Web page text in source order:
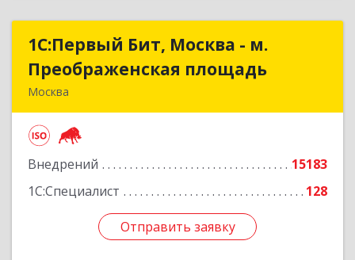
1С:Первый Бит, Москва - м.
Преображенская площадь
Москва
Внедрений
15183
1С:Специалист
128
Отправить заявку
1С:Первый Бит, Москва - м.
Преображенская площадь
Подробнее
Отправить заявку